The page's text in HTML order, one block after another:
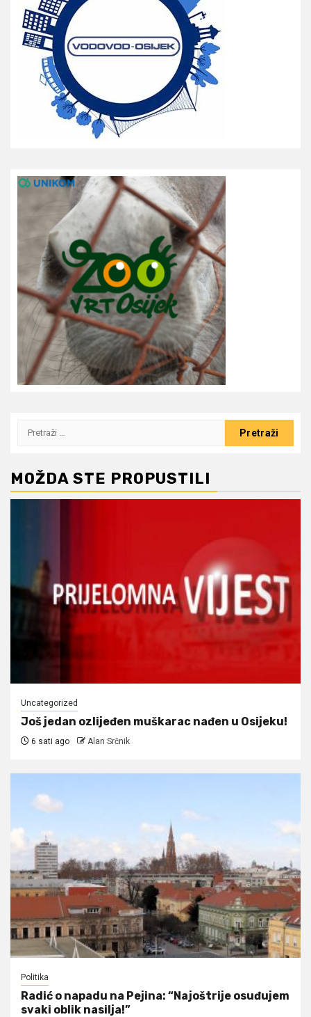
Pretraži:
MOŽDA STE PROPUSTILI
Uncategorized
Još jedan ozlijeđen muškarac nađen u Osijeku!
6 sati ago Alan Srčnik
Politika
Radić o napadu na Pejina: “Najoštrije osuđujem
svaki oblik nasilja!”